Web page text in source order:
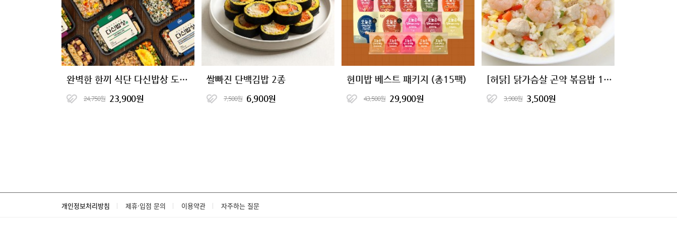
완벽한 한끼 식단 다신밥상 도시락
24,750원 23,900원
쌀빠진 단백김밥 2종
7,500원 6,900원
현미밥 베스트 패키지 (총15팩)
43,500원 29,900원
[허닭] 닭가슴살 곤약 볶음밥 10종 골라담기
3,900원 3,500원
개인정보처리방침 제휴·입점 문의 이용약관 자주하는 질문